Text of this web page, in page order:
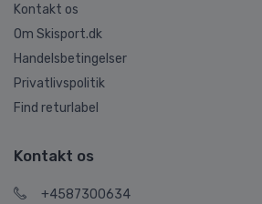
Kontakt os
Om Skisport.dk
Handelsbetingelser
Privatlivspolitik
Find returlabel
Kontakt os
+4587300634